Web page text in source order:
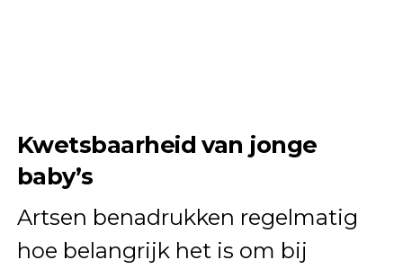
Kwetsbaarheid van jonge
baby’s
Artsen benadrukken regelmatig
hoe belangrijk het is om bij